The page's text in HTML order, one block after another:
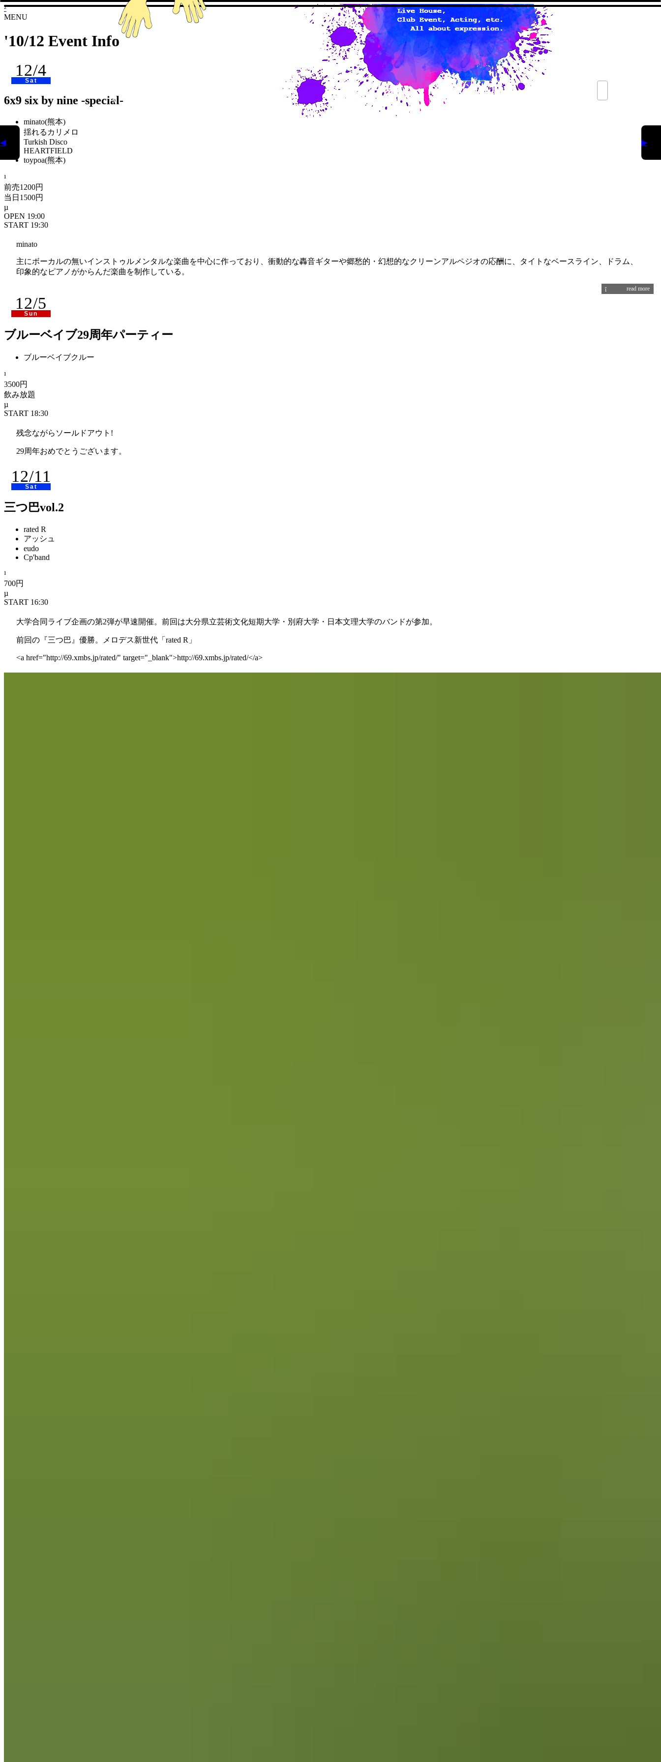
²
MENU
contact
◀ ▶
'10/12 Event Info
12/4
Sat
6x9 six by nine -special-
minato(熊本)
揺れるカリメロ
Turkish Disco
HEARTFIELD
toypoa(熊本)
前売1200円
当日1500円
OPEN 19:00
START 19:30
minato
主にボーカルの無いインストゥルメンタルな楽曲を中心に作っており、衝動的な轟音ギターや郷愁的・幻想的なクリーンアルペジオの応酬に、タイトなベースライン、ドラム、
印象的なピアノがからんだ楽曲を制作している。
<a href="http://www.myspace.com/minatoband" target="_blank">http://www.myspace.com/minatoband</a>
シュゲイザー? エレクトロニカ? ポストロック? オルタナティブ? エクスペリメンタル? うん、ポストオルタナティブ
<a href="http://www.myspace.com/yuremero" target="_blank">http://www.myspace.com/yuremero</a>
2009年結成。KakitaとNanbaのセッションにTakemiyaが加わりバンドの形になる。
ポストパンク/アメリカンインディーの風が吹く。
<a href="http://www.myspace.com/turkishdisco" target="_blank">http://www.myspace.com/turkishdisco</a>
HEARTFIELD
<a href="http://ip.tosp.co.jp/i.asp?I=heartfields" target="_blank">http://ip.tosp.co.jp/i.asp?I=heartfields</a>
亨のポジションを完全にサポートと割り切る形へ。
ギターの白井亨は自身のバンド「atransparent girl」で白井girlと名乗っており、熊本を拠点に活動。県外各地へのライブハウスにも出演。自主企画イベント「futurama」を行うなど
して、精力的に活動している。
read more
12/5
Sun
ブルーベイブ29周年パーティー
ブルーベイブクルー
3500円
飲み放題
START 18:30
残念ながらソールドアウト!
29周年おめでとうございます。
12/11
Sat
三つ巴vol.2
rated R
アッシュ
eudo
Cp'band
700円
START 16:30
大学合同ライブ企画の第2弾が早速開催。前回は大分県立芸術文化短期大学・別府大学・日本文理大学のバンドが参加。
前回の『三つ巴』優勝。メロデス新世代「rated R」
<a href="http://69.xmbs.jp/rated/" target="_blank">http://69.xmbs.jp/rated/</a>